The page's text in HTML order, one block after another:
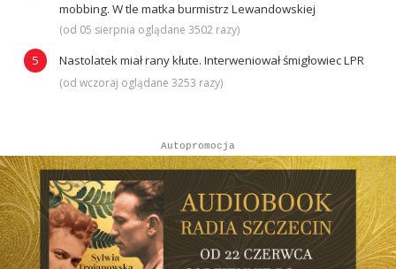
mobbing. W tle matka burmistrz Lewandowskiej
(od 05 sierpnia oglądane 3502 razy)
Nastolatek miał rany kłute. Interweniował śmigłowiec LPR
(od wczoraj oglądane 3253 razy)
Autopromocja